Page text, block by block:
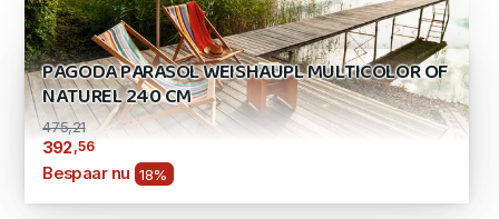
PAGODA PARASOL WEISHAUPL MULTICOLOR OF
NATUREL 240 CM
475,21
392,56
Bespaar nu 18%